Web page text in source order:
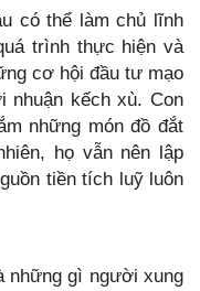
có thể làm chủ lĩnh
trình thực hiện và
cơ hội đầu tư mạo
nhuận kếch xù. Con
những món đồ đắt
họ vẫn nên lập
tiền tích luỹ luôn
những gì người xung